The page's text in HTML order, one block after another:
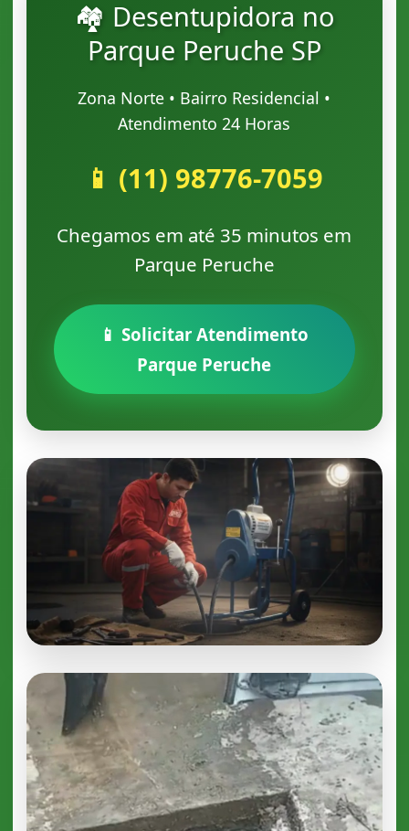
🏘️ Desentupidora no
Parque Peruche SP
Zona Norte • Bairro Residencial •
Atendimento 24 Horas
📱 (11) 98776-7059
Chegamos em até 35 minutos em
Parque Peruche
📱 Solicitar Atendimento
Parque Peruche